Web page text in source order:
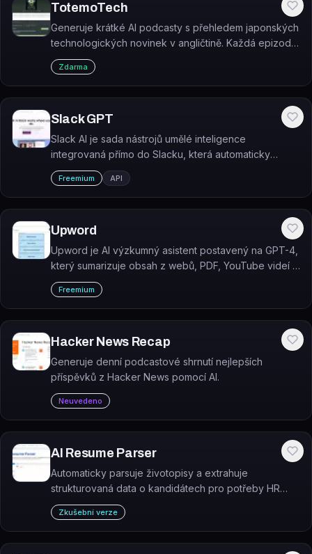
TotemoTech
Generuje krátké AI podcasty s přehledem japonských
technologických novinek v angličtině. Každá epizoda
trvá přibližně 2 minuty a vychází denně.
Zdarma
Slack GPT
Slack AI je sada nástrojů umělé inteligence
integrovaná přímo do Slacku, která automaticky
shrnuje konverzace, vyhledává informace a
automatizuje pracovní postupy.
Freemium API
Upword
Upword je AI výzkumný asistent postavený na GPT-4,
který sumarizuje obsah z webů, PDF, YouTube videí a
akademických článků a pomáhá budovat osobní
znalostní knihovnu.
Freemium
Hacker News Recap
Generuje denní podcastové shrnutí nejlepších
příspěvků z Hacker News pomocí AI.
Neuvedeno
AI Resume Parser
Automaticky parsuje životopisy a extrahuje
strukturovaná data o kandidátech pro potřeby HR
týmů a náboru. Je součástí platformy Adaface pro
pre-employment assessment.
Zkušební verze